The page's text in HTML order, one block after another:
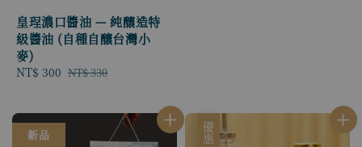
皇珵濃口醬油 — 純釀造特
級醬油 (自種自釀台灣小
麥)
Sale
NT$ 300 Regular
NT$ 330
新品 優惠